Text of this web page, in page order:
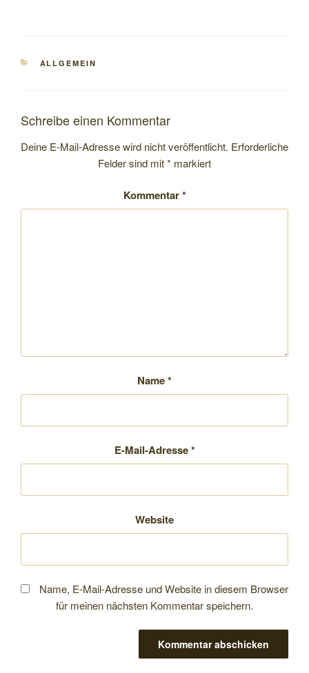
KATEGORIEN
ALLGEMEIN
Schreibe einen Kommentar
Deine E-Mail-Adresse wird nicht veröffentlicht. Erforderliche
Felder sind mit* markiert
Kommentar*
Name*
E-Mail-Adresse*
Website
Name, E-Mail-Adresse und Website in diesem Browser
für meinen nächsten Kommentar speichern.